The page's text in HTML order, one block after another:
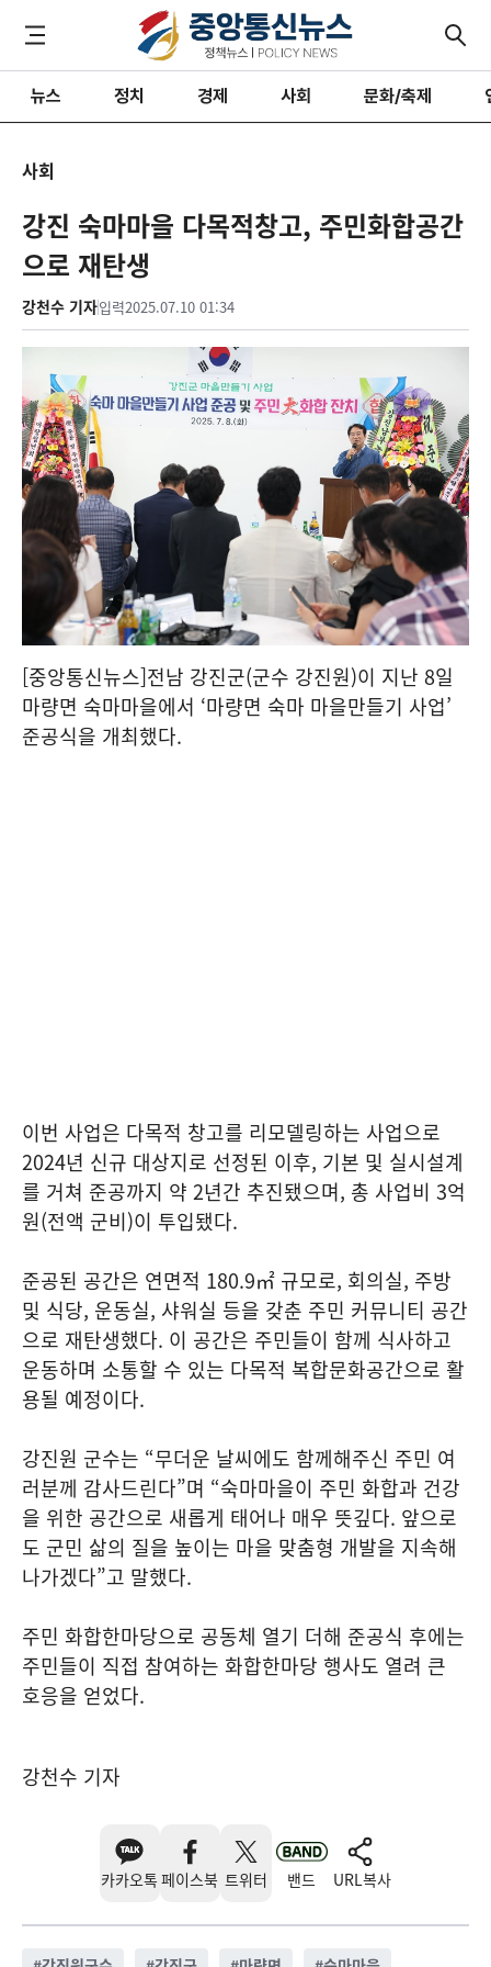
뉴스 정치 경제 사회 문화/축제
사회
강진 숙마마을 다목적창고, 주민화합공간
으로 재탄생
강천수 기자입력2025.07.10 01:34
[중앙통신뉴스]전남 강진군(군수 강진원)이 지난 8일
마량면 숙마마을에서 ‘마량면 숙마 마을만들기 사업’
준공식을 개최했다.
이번 사업은 다목적 창고를 리모델링하는 사업으로
2024년 신규 대상지로 선정된 이후, 기본 및 실시설계
를 거쳐 준공까지 약 2년간 추진됐으며, 총 사업비 3억
원(전액 군비)이 투입됐다.
준공된 공간은 연면적 180.9㎡ 규모로, 회의실, 주방
및 식당, 운동실, 샤워실 등을 갖춘 주민 커뮤니티 공간
으로 재탄생했다. 이 공간은 주민들이 함께 식사하고
운동하며 소통할 수 있는 다목적 복합문화공간으로 활
용될 예정이다.
강진원 군수는 “무더운 날씨에도 함께해주신 주민 여
러분께 감사드린다”며 “숙마마을이 주민 화합과 건강
을 위한 공간으로 새롭게 태어나 매우 뜻깊다. 앞으로
도 군민 삶의 질을 높이는 마을 맞춤형 개발을 지속해
나가겠다”고 말했다.
주민 화합한마당으로 공동체 열기 더해 준공식 후에는
주민들이 직접 참여하는 화합한마당 행사도 열려 큰
호응을 얻었다.
강천수 기자
카카오톡 페이스북 트위터 밴드 URL복사